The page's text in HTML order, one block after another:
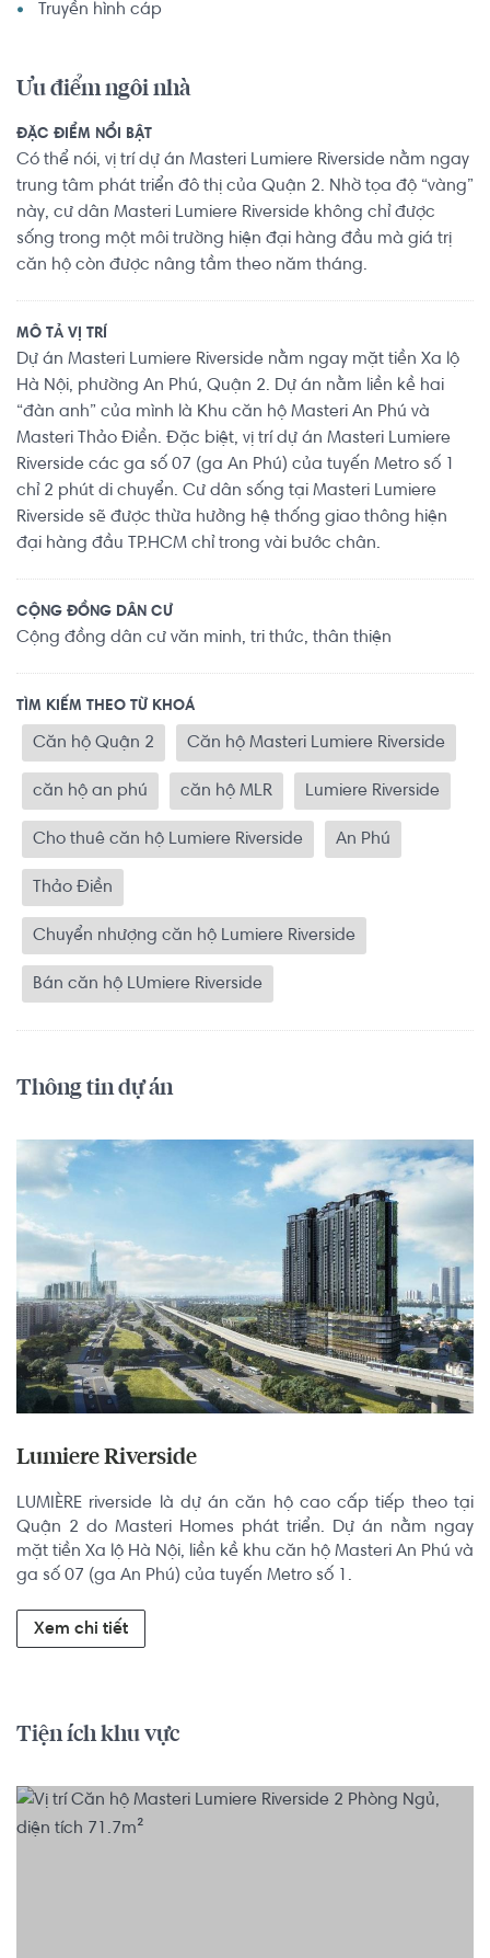
Truyền hình cáp
Ưu điểm ngôi nhà
ĐẶC ĐIỂM NỔI BẬT
Có thể nói, vị trí dự án Masteri Lumiere Riverside nằm ngay
trung tâm phát triển đô thị của Quận 2. Nhờ tọa độ “vàng”
này, cư dân Masteri Lumiere Riverside không chỉ được
sống trong một môi trường hiện đại hàng đầu mà giá trị
căn hộ còn được nâng tầm theo năm tháng.
MÔ TẢ VỊ TRÍ
Dự án Masteri Lumiere Riverside nằm ngay mặt tiền Xa lộ
Hà Nội, phường An Phú, Quận 2. Dự án nằm liền kề hai
“đàn anh” của mình là Khu căn hộ Masteri An Phú và
Masteri Thảo Điền. Đặc biệt, vị trí dự án Masteri Lumiere
Riverside các ga số 07 (ga An Phú) của tuyến Metro số 1
chỉ 2 phút di chuyển. Cư dân sống tại Masteri Lumiere
Riverside sẽ được thừa hưởng hệ thống giao thông hiện
đại hàng đầu TP.HCM chỉ trong vài bước chân.
CỘNG ĐỒNG DÂN CƯ
Cộng đồng dân cư văn minh, tri thức, thân thiện
TÌM KIẾM THEO TỪ KHOÁ
Căn hộ Quận 2 Căn hộ Masteri Lumiere Riverside
căn hộ an phú căn hộ MLR Lumiere Riverside
Cho thuê căn hộ Lumiere Riverside An Phú
Thảo Điền
Chuyển nhượng căn hộ Lumiere Riverside
Bán căn hộ LUmiere Riverside
Thông tin dự án
Lumiere Riverside
LUMIÈRE riverside là dự án căn hộ cao cấp tiếp theo tại
Quận 2 do Masteri Homes phát triển. Dự án nằm ngay
mặt tiền Xa lộ Hà Nội, liền kề khu căn hộ Masteri An Phú và
ga số 07 (ga An Phú) của tuyến Metro số 1.
Xem chi tiết
Tiện ích khu vực